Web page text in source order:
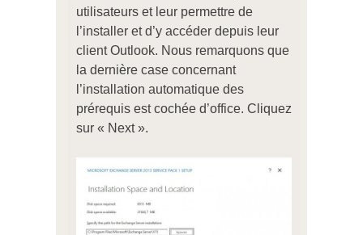
utilisateurs et leur permettre de
l’installer et d’y accéder depuis leur
client Outlook. Nous remarquons que
la dernière case concernant
l’installation automatique des
prérequis est cochée d’office. Cliquez
sur « Next ».